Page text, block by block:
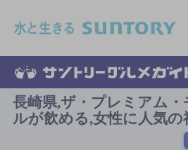
長崎県,ザ・プレミアム
ルが飲める,女性に人気の